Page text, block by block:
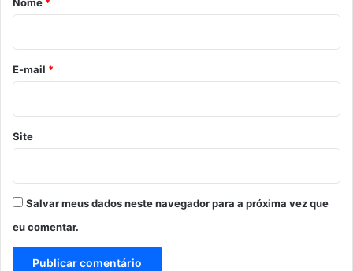
o
*
Nome *
E-mail *
Site
Salvar meus dados neste navegador para a próxima vez que
eu comentar.